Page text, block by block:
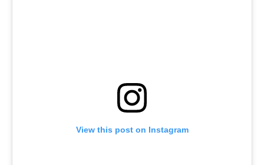
View this post on Instagram